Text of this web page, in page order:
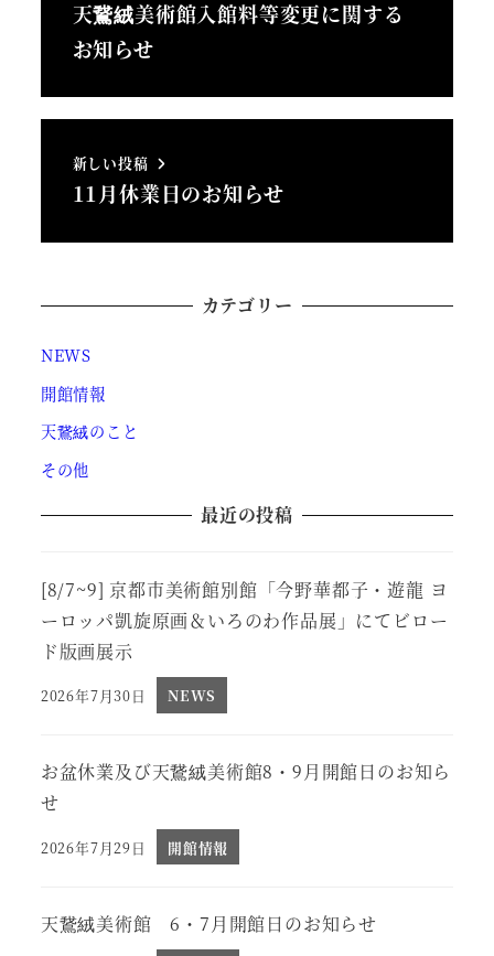
天鵞絨美術館入館料等変更に関する
お知らせ
新しい投稿
11月休業日のお知らせ
カテゴリー
NEWS
開館情報
天鵞絨のこと
その他
最近の投稿
[8/7~9] 京都市美術館別館「今野華都子・遊龍 ヨ
ーロッパ凱旋原画＆いろのわ作品展」にてビロー
ド版画展示
投稿日
2026年7月30日 NEWS
お盆休業及び天鵞絨美術館8・9月開館日のお知ら
せ
投稿日
2026年7月29日 開館情報
天鵞絨美術館 6・7月開館日のお知らせ